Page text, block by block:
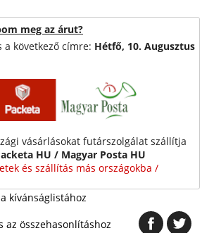
meg az árut?
a következő címre: Hétfő, 10. Augusztus
vásárlásokat futárszolgálat szállítja
HU / Magyar Posta HU
és szállítás más országokba /
kívánságlistához
az összehasonlításhoz